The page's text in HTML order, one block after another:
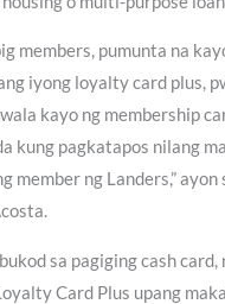
members, pumunta na
iyong loyalty card plus,
kayo ng membership
kung pagkatapos nilang
member ng Landers,” ayon
sa pagiging cash
Card Plus upang